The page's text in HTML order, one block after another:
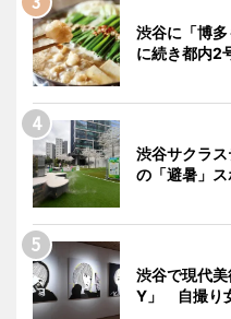
渋谷に「博
に続き都内2
渋谷サクラ
の「避暑」ス
渋谷で現代
Y」 自撮り